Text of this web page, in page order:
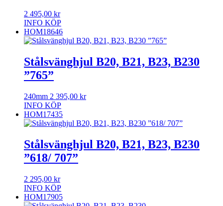
2 495,00 kr
INFO KÖP
HOM18646
Stålsvänghjul B20, B21, B23, B230
”765”
240mm 2 395,00 kr
INFO KÖP
HOM17435
Stålsvänghjul B20, B21, B23, B230
”618/ 707”
2 295,00 kr
INFO KÖP
HOM17905